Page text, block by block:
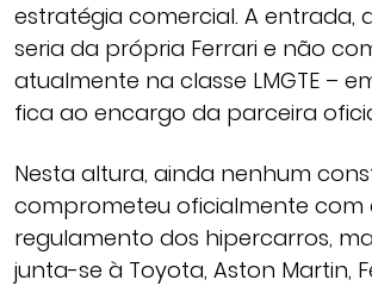
estratégia comercial. A entrada,
seria da própria Ferrari e não
atualmente na classe LMGTE –
fica ao encargo da parceira
Nesta altura, ainda nenhum
comprometeu oficialmente com
regulamento dos hipercarros,
junta-se à Toyota, Aston Martin,